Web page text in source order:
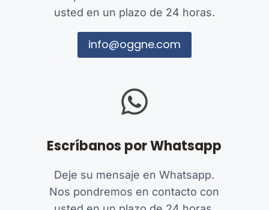
usted en un plazo de 24 horas.
info@oggne.com
Escríbanos por Whatsapp
Deje su mensaje en Whatsapp.
Nos pondremos en contacto con